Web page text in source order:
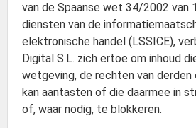
van de Spaanse wet 34/2002 van
diensten van de
elektronische handel (LSSICE),
Digital S.L. zich ertoe om inhoud
wetgeving, de rechten van
kan aantasten of die daarmee in
of, waar nodig, te blokkeren.